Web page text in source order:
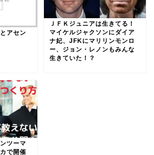
アセン
ＪＦＫジュニアは生きてる！
マイケルジャクソンにダイア
ナ妃、JFKにマリリンモンロ
ー、ジョン・レノンもみんな
生きていた！？
ツーマ
で開催